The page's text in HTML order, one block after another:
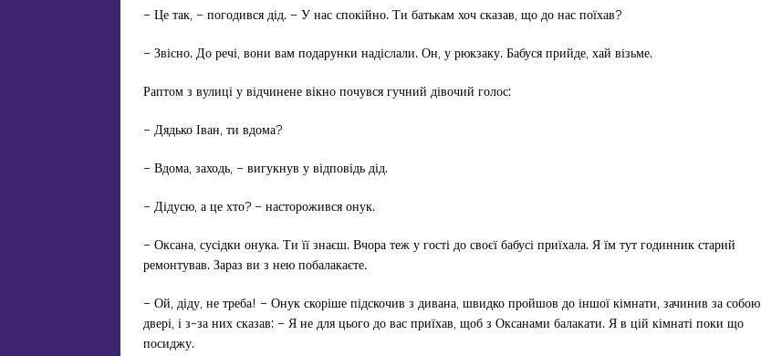
– Це так, – погодився дід. – У нас спокійно. Ти батькам хоч сказав, що до нас поїхав?
– Звісно. До речі, вони вам подарунки надіслали. Он, у рюкзаку. Бабуся прийде, хай візьме.
Раптом з вулиці у відчинене вікно почувся гучний дівочий голос:
– Дядько Іван, ти вдома?
– Вдома, заходь, – вигукнув у відповідь дід.
– Дідусю, а це хто? – насторожився онук.
– Оксана, сусідки онука. Ти її знаєш. Вчора теж у гості до своєї бабусі приїхала. Я їм тут годинник старий
ремонтував. Зараз ви з нею побалакаєте.
– Ой, діду, не треба! – Онук скоріше підскочив з дивана, швидко пройшов до іншої кімнати, зачинив за собою
двері, і з-за них сказав: – Я не для цього до вас приїхав, щоб з Оксанами балакати. Я в цій кімнаті поки що
посиджу.